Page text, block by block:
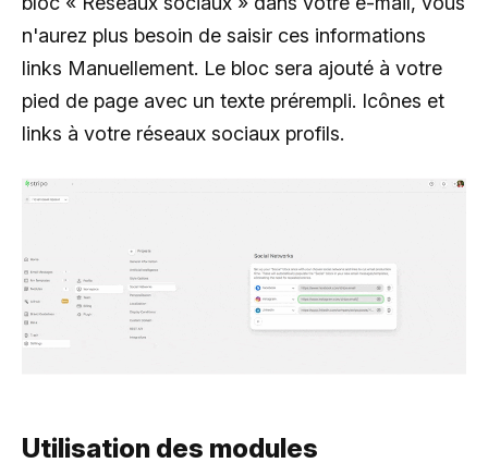
n'aurez plus besoin de saisir ces informations
links Manuellement. Le bloc sera ajouté à votre
pied de page avec un texte prérempli. Icônes et
links à votre réseaux sociaux profils.
Utilisation des modules